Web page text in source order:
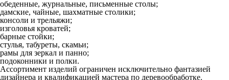
обеденные, журнальные, письменные столы;
дамские, чайные, шахматные столики;
консоли и трельяжи;
изголовья кроватей;
барные стойки;
стулья, табуреты, скамьи;
рамы для зеркал и панно;
подоконники и полки.
Ассортимент изделий ограничен исключительно фантазией
дизайнера и квалификацией мастера по деревообработке.